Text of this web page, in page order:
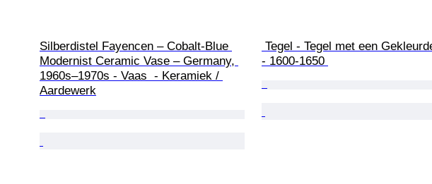
Silberdistel Fayencen – Cobalt-Blue
Modernist Ceramic Vase – Germany,
1960s–1970s - Vaas  - Keramiek /
Aardewerk
- 1600-1650